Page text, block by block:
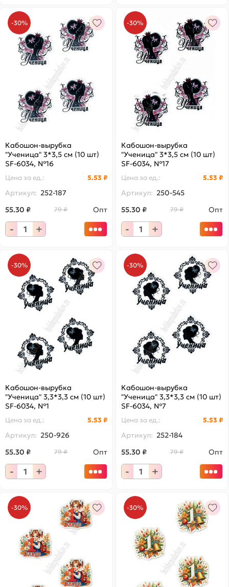
-30%
Кабошон-вырубка
"Ученица" 3*3,5 см (10 шт)
SF-6034, №16
Цена за ед.: 5.53 ₽
Артикул: 252-187
55.30 ₽
79 ₽ Опт
- +
-30%
Кабошон-вырубка
"Ученица" 3*3,5 см (10 шт)
SF-6034, №17
Цена за ед.: 5.53 ₽
Артикул: 250-545
55.30 ₽
79 ₽ Опт
- +
-30%
Кабошон-вырубка
"Ученица" 3,3*3,3 см (10 шт)
SF-6034, №1
Цена за ед.: 5.53 ₽
Артикул: 250-926
55.30 ₽
79 ₽ Опт
- +
-30%
Кабошон-вырубка
"Ученица" 3,3*3,3 см (10 шт)
SF-6034, №7
Цена за ед.: 5.53 ₽
Артикул: 252-184
55.30 ₽
79 ₽ Опт
- +
-30% -30%